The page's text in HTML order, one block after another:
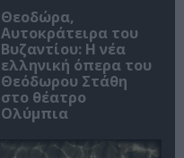
Θεοδώρα,
Αυτοκράτειρα του
Βυζαντίου: Η νέα
ελληνική όπερα του
Θεόδωρου Στάθη
στο θέατρο
Ολύμπια